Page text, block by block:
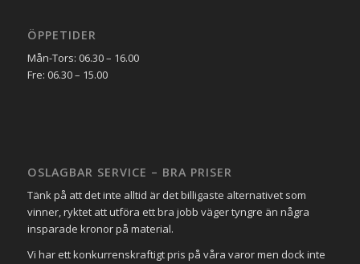
ÖPPETIDER
Mån-Tors: 06.30 – 16.00
Fre: 06.30 – 15.00
OSLAGBAR SERVICE – BRA PRISER
Tänk på att det inte alltid är det billigaste alternativet som
vinner, ryktet att utföra ett bra jobb väger tyngre än några
insparade kronor på material.
Vi har ett konkurrenskraftigt pris på våra varor men dock inte